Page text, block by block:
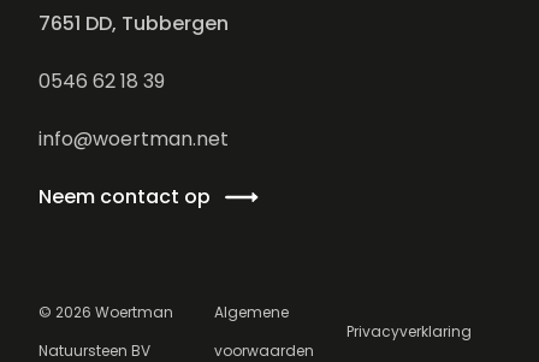
7651 DD, Tubbergen
0546 62 18 39
info@woertman.net
Neem contact op
© 2026 Woertman
Natuursteen BV
Algemene
voorwaarden
Privacyverklaring